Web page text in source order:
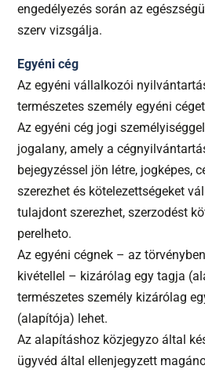
engedélyezés során az
szerv vizsgálja.
Egyéni cég
Az egyéni vállalkozói
természetes személy egyéni
Az egyéni cég jogi
jogalany, amely a
bejegyzéssel jön létre, jogképes,
szerezhet és kötelezettségeket
tulajdont szerezhet, szerzodést
perelheto.
Az egyéni cégnek – az
kivétellel – kizárólag egy tagja
természetes személy kizárólag
(alapítója) lehet.
Az alapításhoz közjegyzo által
ügyvéd által ellenjegyzett